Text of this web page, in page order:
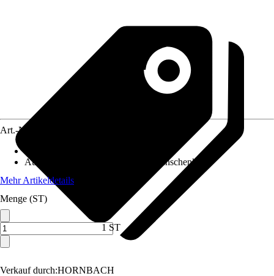
Verkauf durch:HORNBACH
Art.-Nr.
Ausführung
Balkenwinkel, Ungleichschenkelig
Mehr Artikeldetails
Menge (ST)
1 ST